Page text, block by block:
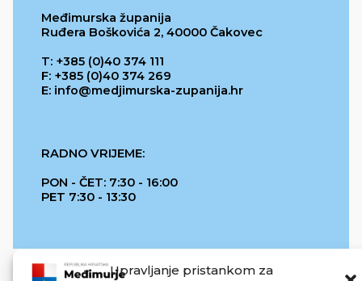
Upravljanje pristankom za
Međimurska županija
Ruđera Boškovića 2, 40000 Čakovec
T: +385 (0)40 374 111
F: +385 (0)40 374 269
E: info@medjimurska-zupanija.hr
RADNO VRIJEME:
PON - ČET: 7:30 - 16:00
PET 7:30 - 13:30